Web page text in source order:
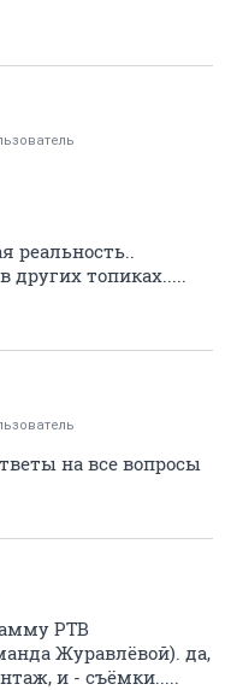
реальность..
других топиках.....
на все вопросы
РТВ
Журавлёвой). да,
и - съёмки.....